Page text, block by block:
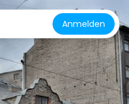
Anmelden